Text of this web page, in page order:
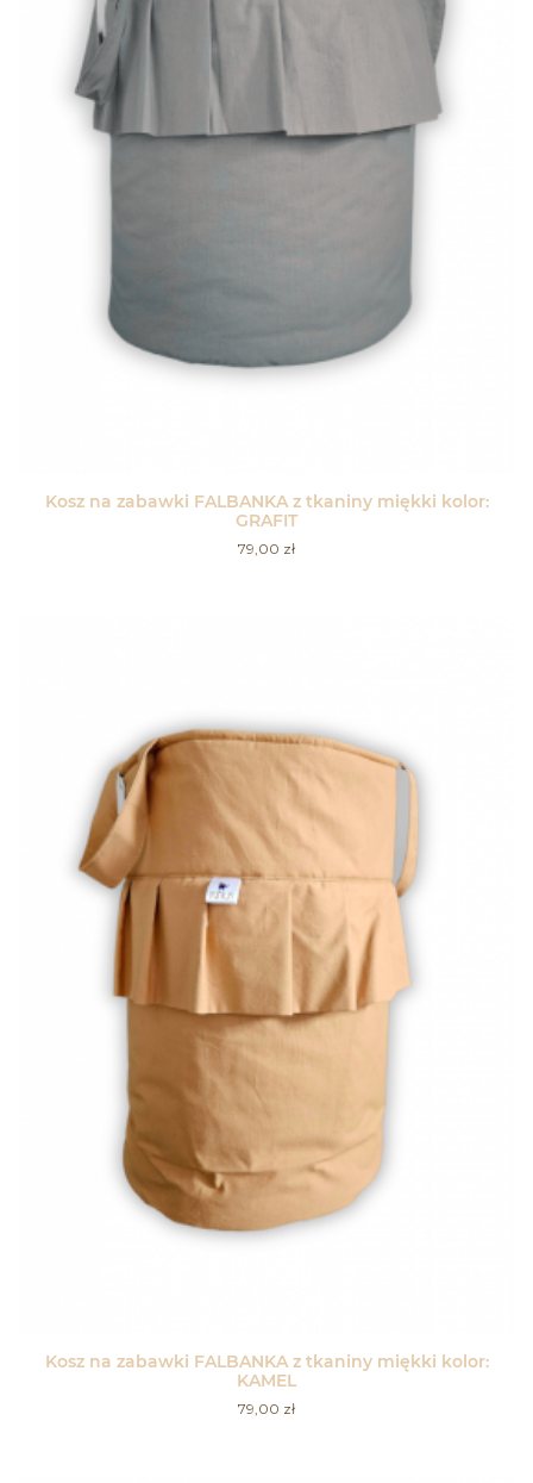
Kosz na zabawki FALBANKA z tkaniny miękki kolor:
GRAFIT
79,00 zł
Kosz na zabawki FALBANKA z tkaniny miękki kolor:
KAMEL
79,00 zł